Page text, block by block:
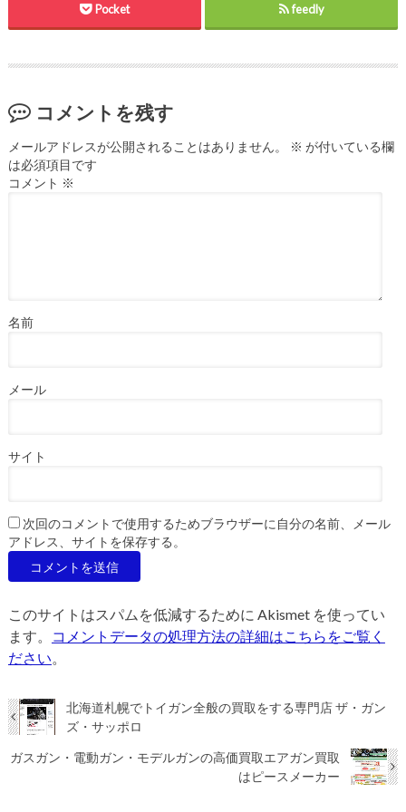
Pocket feedly
コメントを残す
メールアドレスが公開されることはありません。 ※ が付いている欄
は必須項目です
コメント ※
名前
メール
サイト
次回のコメントで使用するためブラウザーに自分の名前、メール
アドレス、サイトを保存する。
このサイトはスパムを低減するために Akismet を使ってい
ます。
コメントデータの処理方法の詳細はこちらをご覧く
ださい。
北海道札幌でトイガン全般の買取をする専門店 ザ・ガン
ズ・サッポロ
ガスガン・電動ガン・モデルガンの高価買取エアガン買取
はピースメーカー